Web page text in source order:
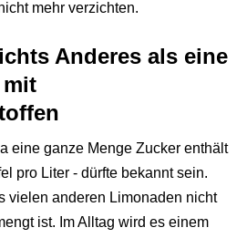
mehr verzichten.
Anderes als eine
eine ganze Menge Zucker enthält
pro Liter - dürfte bekannt sein.
vielen anderen Limonaden nicht
ist. Im Alltag wird es einem